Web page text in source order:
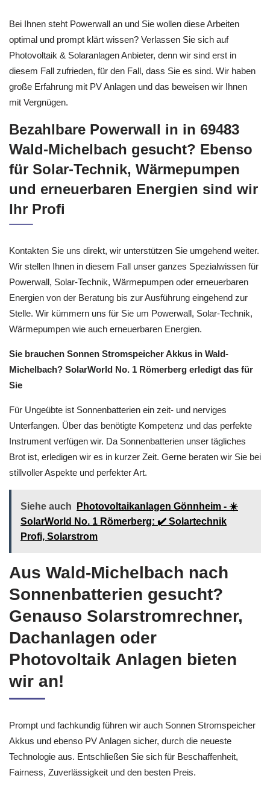
Bei Ihnen steht Powerwall an und Sie wollen diese Arbeiten
optimal und prompt klärt wissen? Verlassen Sie sich auf
Photovoltaik & Solaranlagen Anbieter, denn wir sind erst in
diesem Fall zufrieden, für den Fall, dass Sie es sind. Wir haben
große Erfahrung mit PV Anlagen und das beweisen wir Ihnen
mit Vergnügen.
Bezahlbare Powerwall in in 69483
Wald-Michelbach gesucht? Ebenso
für Solar-Technik, Wärmepumpen
und erneuerbaren Energien sind wir
Ihr Profi
Kontakten Sie uns direkt, wir unterstützen Sie umgehend weiter.
Wir stellen Ihnen in diesem Fall unser ganzes Spezialwissen für
Powerwall, Solar-Technik, Wärmepumpen oder erneuerbaren
Energien von der Beratung bis zur Ausführung eingehend zur
Stelle. Wir kümmern uns für Sie um Powerwall, Solar-Technik,
Wärmepumpen wie auch erneuerbaren Energien.
Sie brauchen Sonnen Stromspeicher Akkus in Wald-
Michelbach? SolarWorld No. 1 Römerberg erledigt das für
Sie
Für Ungeübte ist Sonnenbatterien ein zeit- und nerviges
Unterfangen. Über das benötigte Kompetenz und das perfekte
Instrument verfügen wir. Da Sonnenbatterien unser tägliches
Brot ist, erledigen wir es in kurzer Zeit. Gerne beraten wir Sie bei
stillvoller Aspekte und perfekter Art.
Siehe auch
Photovoltaikanlagen Gönnheim - ☀️
SolarWorld No. 1 Römerberg: ✔️ Solartechnik
Profi, Solarstrom
Aus Wald-Michelbach nach
Sonnenbatterien gesucht?
Genauso Solarstromrechner,
Dachanlagen oder
Photovoltaik Anlagen bieten
wir an!
Prompt und fachkundig führen wir auch Sonnen Stromspeicher
Akkus und ebenso PV Anlagen sicher, durch die neueste
Technologie aus. Entschließen Sie sich für Beschaffenheit,
Fairness, Zuverlässigkeit und den besten Preis.